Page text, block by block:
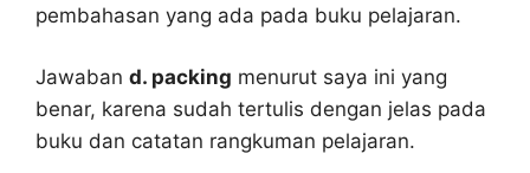
pembahasan yang ada pada buku pelajaran.
Jawaban d. packing menurut saya ini yang
benar, karena sudah tertulis dengan jelas pada
buku dan catatan rangkuman pelajaran.